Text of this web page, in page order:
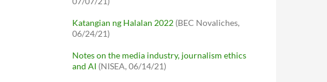
Katangian ng Halalan 2022 (BEC Novaliches,
06/24/21)
Notes on the media industry, journalism ethics
and AI (NISEA, 06/14/21)